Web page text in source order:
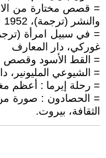
= قصص مختارة من
والنشر (ترجمة)، 1952
غوركي، دار المعارف
= القط الأسود وقصص
= الشيوعي المليونير، دار
= رحلة إيرما : أعظم
= الحصادون : صورة من
الثقافة، بيروت.